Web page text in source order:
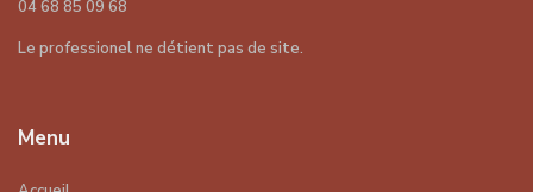
04 68 85 09 68
Le professionel ne détient pas de site.
Menu